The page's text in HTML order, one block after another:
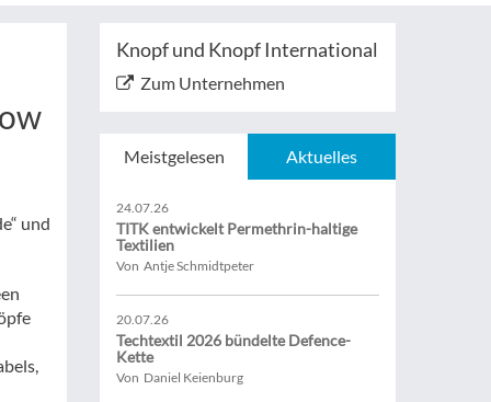
und
Knopf und Knopf International
Zum Unternehmen
Meistgelesen Aktuelles
24.07.26
TITK entwickelt Permethrin-haltige
Textilien
Von Antje Schmidtpeter
20.07.26
Techtextil 2026 bündelte Defence-
Kette
Von Daniel Keienburg